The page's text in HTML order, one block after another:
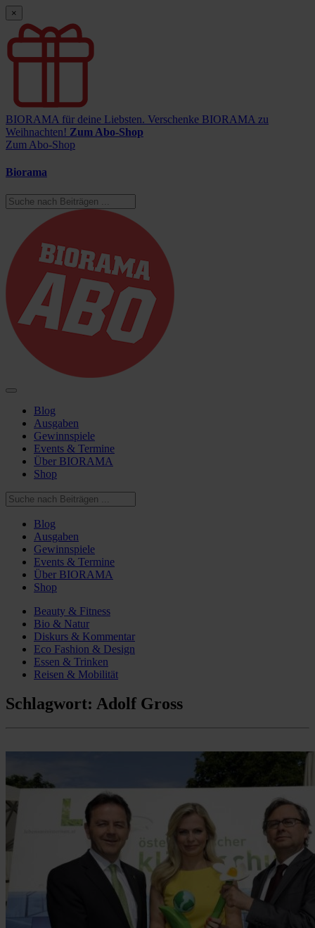
×
BIORAMA für deine Liebsten. Verschenke BIORAMA zu
Weihnachten! Zum Abo-Shop
Zum Abo-Shop
Biorama
Blog
Ausgaben
Gewinnspiele
Events & Termine
Über BIORAMA
Shop
Blog
Ausgaben
Gewinnspiele
Events & Termine
Über BIORAMA
Shop
Beauty & Fitness
Bio & Natur
Diskurs & Kommentar
Eco Fashion & Design
Essen & Trinken
Reisen & Mobilität
Schlagwort: Adolf Gross